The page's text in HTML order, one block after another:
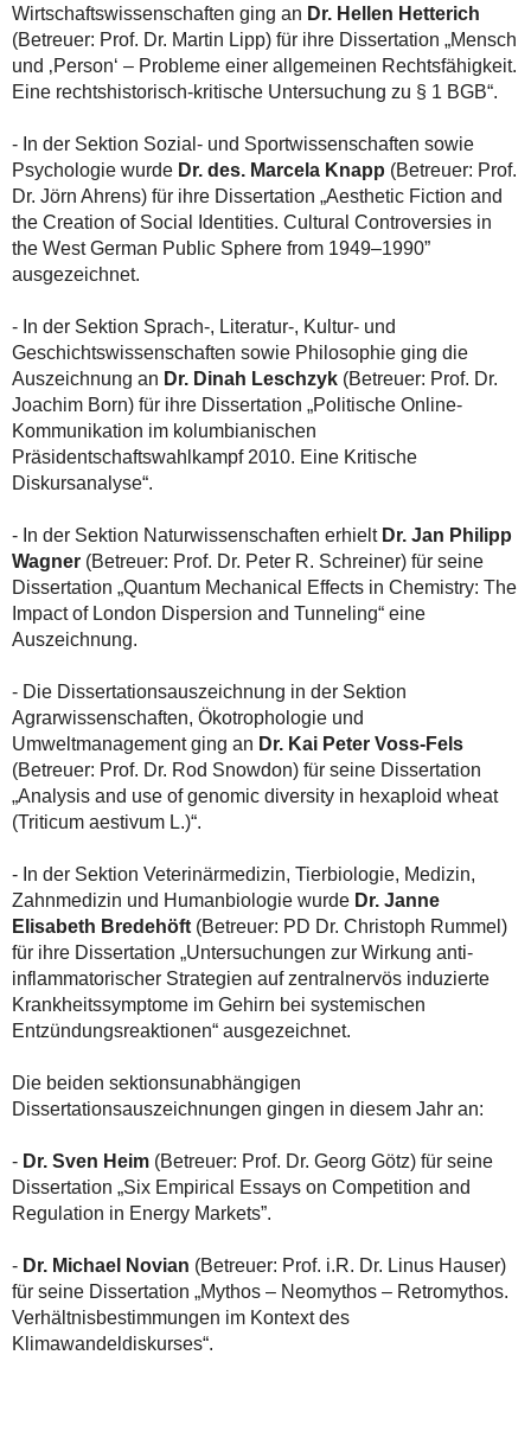
Wirtschaftswissenschaften ging an Dr. Hellen Hetterich
(Betreuer: Prof. Dr. Martin Lipp) für ihre Dissertation „Mensch
und ‚Person‘ – Probleme einer allgemeinen Rechtsfähigkeit.
Eine rechtshistorisch-kritische Untersuchung zu § 1 BGB“.
- In der Sektion Sozial- und Sportwissenschaften sowie
Psychologie wurde Dr. des. Marcela Knapp (Betreuer: Prof.
Dr. Jörn Ahrens) für ihre Dissertation „Aesthetic Fiction and
the Creation of Social Identities. Cultural Controversies in
the West German Public Sphere from 1949–1990”
ausgezeichnet.
- In der Sektion Sprach-, Literatur-, Kultur- und
Geschichtswissenschaften sowie Philosophie ging die
Auszeichnung an Dr. Dinah Leschzyk(Betreuer: Prof. Dr.
Joachim Born) für ihre Dissertation „Politische Online-
Kommunikation im kolumbianischen
Präsidentschaftswahlkampf 2010. Eine Kritische
Diskursanalyse“.
- In der Sektion Naturwissenschaften erhielt Dr. Jan Philipp
Wagner(Betreuer: Prof. Dr. Peter R. Schreiner) für seine
Dissertation „Quantum Mechanical Effects in Chemistry: The
Impact of London Dispersion and Tunneling“ eine
Auszeichnung.
- Die Dissertationsauszeichnung in der Sektion
Agrarwissenschaften, Ökotrophologie und
Umweltmanagement ging an Dr. Kai Peter Voss-Fels
(Betreuer: Prof. Dr. Rod Snowdon) für seine Dissertation
„Analysis and use of genomic diversity in hexaploid wheat
(Triticum aestivum L.)“.
- In der Sektion Veterinärmedizin, Tierbiologie, Medizin,
Zahnmedizin und Humanbiologie wurde Dr. Janne
Elisabeth Bredehöft(Betreuer: PD Dr. Christoph Rummel)
für ihre Dissertation „Untersuchungen zur Wirkung anti-
inflammatorischer Strategien auf zentralnervös induzierte
Krankheitssymptome im Gehirn bei systemischen
Entzündungsreaktionen“ ausgezeichnet.
Die beiden sektionsunabhängigen
Dissertationsauszeichnungen gingen in diesem Jahr an:
- Dr. Sven Heim(Betreuer: Prof. Dr. Georg Götz) für seine
Dissertation „Six Empirical Essays on Competition and
Regulation in Energy Markets”.
- Dr. Michael Novian (Betreuer: Prof. i.R. Dr. Linus Hauser)
für seine Dissertation „Mythos – Neomythos – Retromythos.
Verhältnisbestimmungen im Kontext des
Klimawandeldiskurses“.